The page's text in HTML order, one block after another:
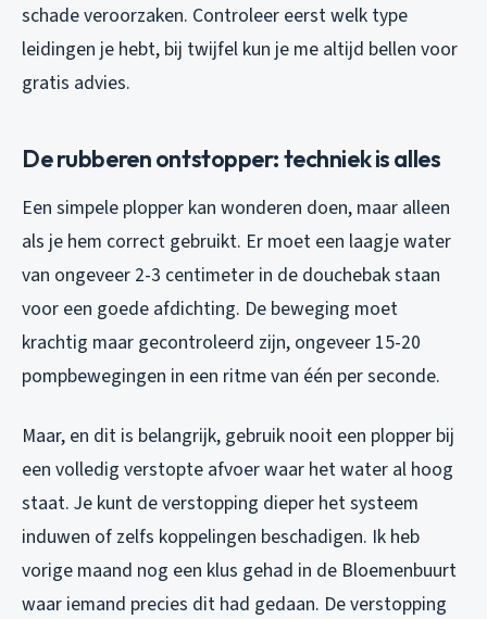
schade veroorzaken. Controleer eerst welk type
leidingen je hebt, bij twijfel kun je me altijd bellen voor
gratis advies.
De rubberen ontstopper: techniek is alles
Een simpele plopper kan wonderen doen, maar alleen
als je hem correct gebruikt. Er moet een laagje water
van ongeveer 2-3 centimeter in de douchebak staan
voor een goede afdichting. De beweging moet
krachtig maar gecontroleerd zijn, ongeveer 15-20
pompbewegingen in een ritme van één per seconde.
Maar, en dit is belangrijk, gebruik nooit een plopper bij
een volledig verstopte afvoer waar het water al hoog
staat. Je kunt de verstopping dieper het systeem
induwen of zelfs koppelingen beschadigen. Ik heb
vorige maand nog een klus gehad in de Bloemenbuurt
waar iemand precies dit had gedaan. De verstopping